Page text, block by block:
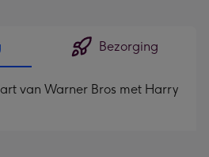
Bezorging
van Warner Bros met Harry